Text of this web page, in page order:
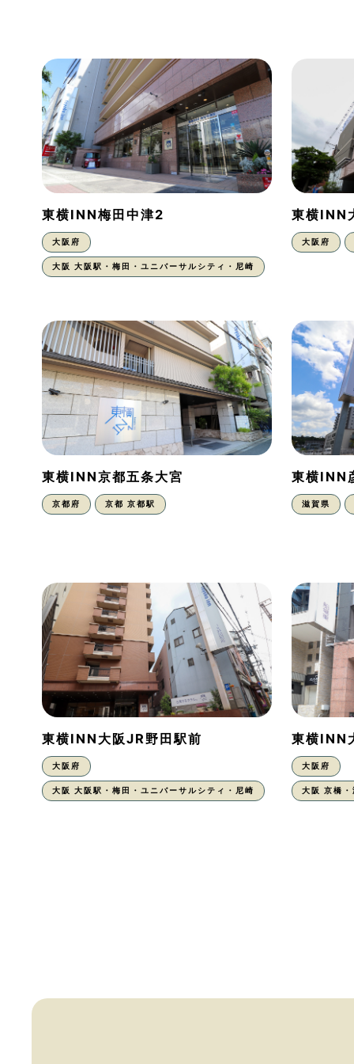
東横INN梅田中津2
大阪府
大阪 大阪駅・梅田・ユニバーサルシティ・尼崎
東横INN
大阪府
東横INN京都五条大宮
京都府 京都 京都駅
東横INN
滋賀県
東横INN大阪JR野田駅前
大阪府
大阪 大阪駅・梅田・ユニバーサルシティ・尼崎
東横INN
大阪府
大阪 京橋